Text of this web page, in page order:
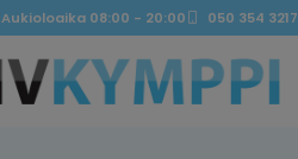
Aukioloaika 08:00 - 20:00 050 354 3217